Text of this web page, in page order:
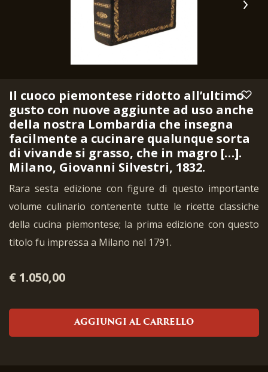
Il cuoco piemontese ridotto all’ultimo
gusto con nuove aggiunte ad uso anche
della nostra Lombardia che insegna
facilmente a cucinare qualunque sorta
di vivande si grasso, che in magro […].
Milano, Giovanni Silvestri, 1832.
Rara sesta edizione con figure di questo importante
volume culinario contenente tutte le ricette classiche
della cucina piemontese; la prima edizione con questo
titolo fu impressa a Milano nel 1791.
€ 1.050,00
AGGIUNGI AL CARRELLO